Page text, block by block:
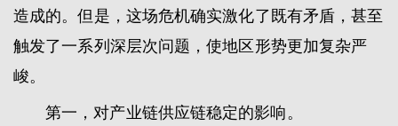
造成的。但是，这场危机确实激化了既有矛盾，甚至
触发了一系列深层次问题，使地区形势更加复杂严
峻。
第一，对产业链供应链稳定的影响。